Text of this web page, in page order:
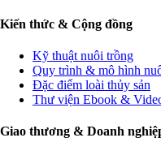
Kiến thức & Cộng đồng
Kỹ thuật nuôi trồng
Quy trình & mô hình
Đặc điểm loài thủy sản
Thư viện Ebook &
Giao thương & Doanh